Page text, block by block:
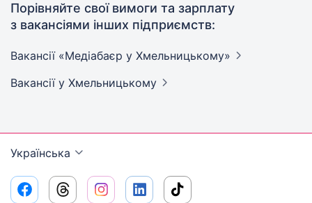
Порівняйте свої вимоги та зарплату
з вакансіями інших підприємств:
Вакансії «Медіабаєр у Хмельницькому»
Вакансії у Хмельницькому
Українська